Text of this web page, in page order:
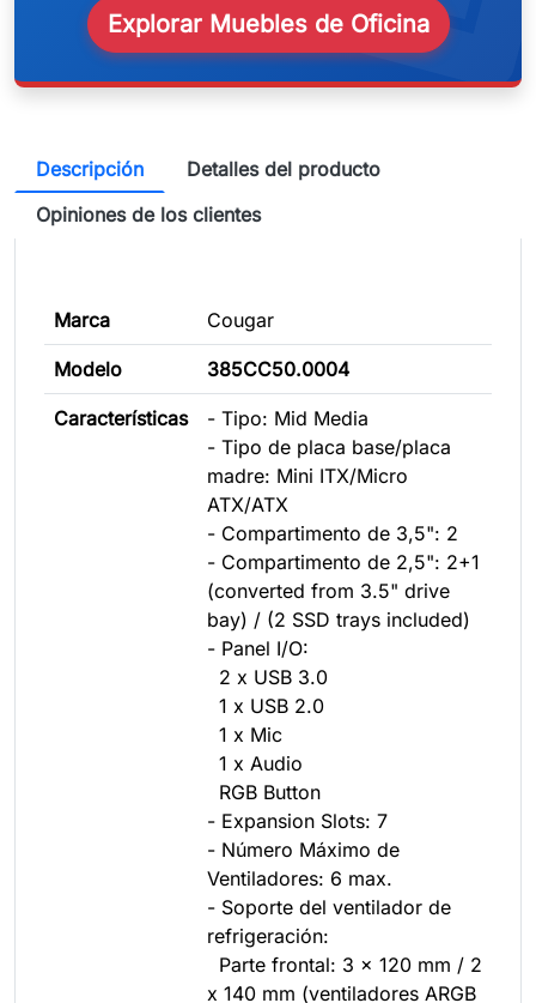
Explorar Muebles de Oficina
Descripción
Detalles del producto
Opiniones de los clientes
Marca Cougar
Modelo 385CC50.0004
Características
- Tipo: Mid Media
- Tipo de placa base/placa
madre: Mini ITX/Micro
ATX/ATX
- Compartimento de 3,5": 2
- Compartimento de 2,5": 2+1
(converted from 3.5" drive
bay) / (2 SSD trays included)
- Panel I/O:
2 x USB 3.0
1 x USB 2.0
1 x Mic
1 x Audio
RGB Button
- Expansion Slots: 7
- Número Máximo de
Ventiladores: 6 max.
- Soporte del ventilador de
refrigeración:
Parte frontal: 3 x 120 mm / 2
x 140 mm (ventiladores ARGB